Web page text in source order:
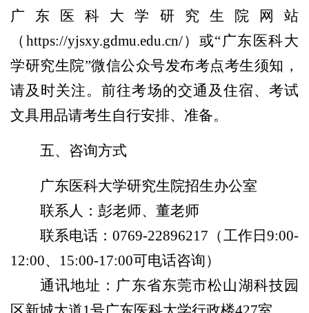
广东医科大学研究生院网站
（ https://yjsxy.gdmu.edu.cn/）或“广东医科大
学研究生院”微信公众号发布考点考生须知，
请及时关注。前往考场的交通及住宿、考试
文具用品请考生自行安排、准备。
五、咨询方式
广东医科大学研究生院招生办公室
联系人：彭老师、董老师
联系电话：0769-22896217（工作日9:00-
12:00、15:00-17:00可电话咨询）
通讯地址：广东省东莞市松山湖科技园